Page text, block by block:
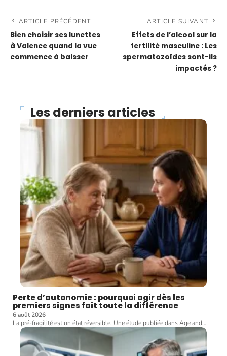
ARTICLE PRÉCÉDENT
Bien choisir ses lunettes
à Valence quand la vue
commence à baisser
ARTICLE SUIVANT
Effets de l’alcool sur la
fertilité masculine : Les
spermatozoïdes sont-ils
impactés ?
Les derniers articles
Perte d’autonomie : pourquoi agir dès les
premiers signes fait toute la différence
6 août 2026
La pré-fragilité est un état réversible. Une étude publiée dans Age and…